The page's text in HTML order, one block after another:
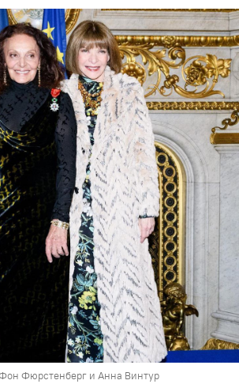
Фюрстенберг и Анна Винтур